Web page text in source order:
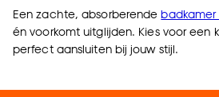
Een zachte, absorberendebadkamer
én voorkomt uitglijden. Kies voor een
perfect aansluiten bij jouw stijl.